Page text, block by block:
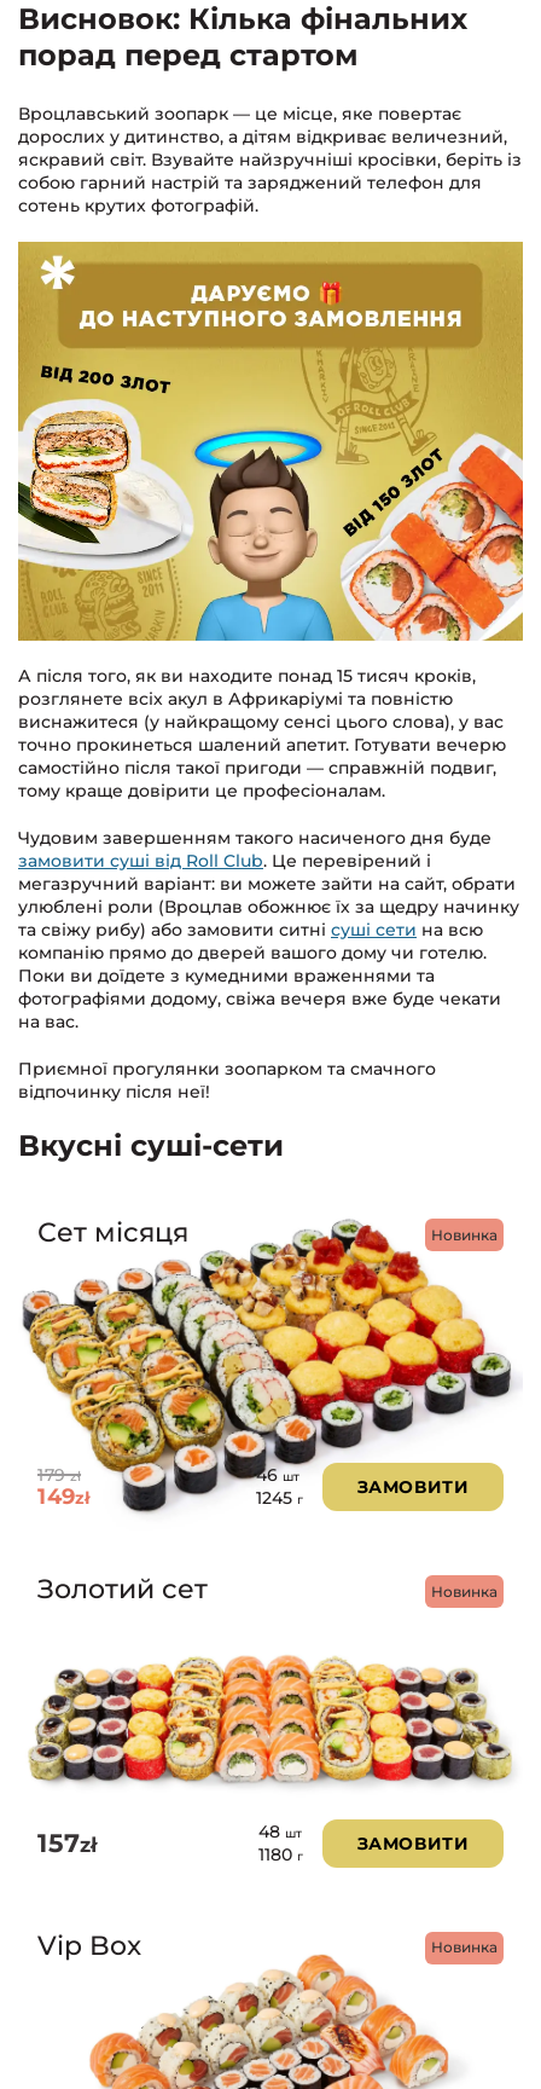
Висновок: Кілька фінальних
порад перед стартом
Вроцлавський зоопарк — це місце, яке повертає
дорослих у дитинство, а дітям відкриває величезний,
яскравий світ. Взувайте найзручніші кросівки, беріть із
собою гарний настрій та заряджений телефон для
сотень крутих фотографій.
А після того, як ви находите понад 15 тисяч кроків,
розглянете всіх акул в Африкаріумі та повністю
виснажитеся (у найкращому сенсі цього слова), у вас
точно прокинеться шалений апетит. Готувати вечерю
самостійно після такої пригоди — справжній подвиг,
тому краще довірити це професіоналам.
Чудовим завершенням такого насиченого дня буде
замовити суші від Roll Club. Це перевірений і
мегазручний варіант: ви можете зайти на сайт, обрати
улюблені роли (Вроцлав обожнює їх за щедру начинку
та свіжу рибу) або замовити ситні суші сети на всю
компанію прямо до дверей вашого дому чи готелю.
Поки ви доїдете з кумедними враженнями та
фотографіями додому, свіжа вечеря вже буде чекати
на вас.
Приємної прогулянки зоопарком та смачного
відпочинку після неї!
Вкусні суші-сети
Новинка
Сет місяця
179zł
149zł
46 шт
1245 г
ЗАМОВИТИ
Новинка
Золотий сет
157zł
48 шт
1180 г
ЗАМОВИТИ
Новинка
Vip Box